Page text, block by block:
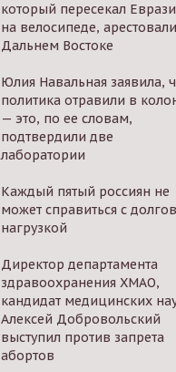
который пересекал
на велосипеде,
Дальнем Востоке
Юлия Навальная заявила,
политика отравили в
— это, по ее словам,
подтвердили две
лаборатории
Каждый пятый россиян не
может справиться с
нагрузкой
Директор департамента
здравоохранения ХМАО,
кандидат медицинских
Алексей Добровольский
выступил против запрета
абортов